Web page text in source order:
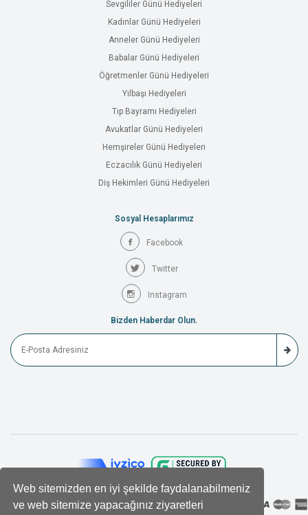
Web sitemizden en iyi şekilde faydalanabilmeniz
ve web sitemize yapacağınız ziyaretleri
Sevgililer Günü Hediyeleri
Kadınlar Günü Hediyeleri
Anneler Günü Hediyeleri
Babalar Günü Hediyeleri
Öğretmenler Günü Hediyeleri
Yılbaşı Hediyeleri
Tıp Bayramı Hediyeleri
Avukatlar Günü Hediyeleri
Hemşireler Günü Hediyeleri
Eczacılık Günü Hediyeleri
Diş Hekimleri Günü Hediyeleri
Sosyal Hesaplarımız
Facebook
Twitter
Instagram
Bizden Haberdar Olun.